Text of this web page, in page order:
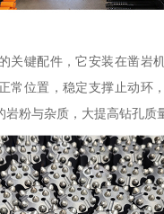
关键配件，它安装在凿岩
常位置，稳定支撑止动环
粉与杂质，大提高钻孔质